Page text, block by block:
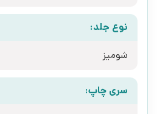
نوع جلد:
شومیز
سری چاپ: